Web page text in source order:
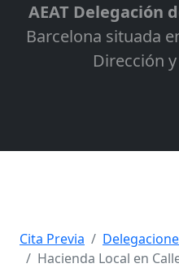
AEAT Delegación
Barcelona situada
Dirección
Cita Previa
Hacienda Local en